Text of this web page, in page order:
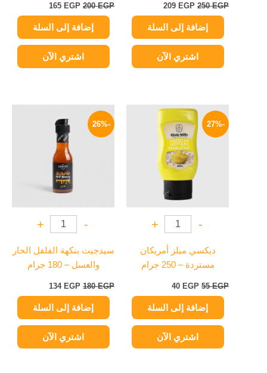
250EGP
209 EGP
إضافة إلى السلة
اشتري الآن
200EGP
165 EGP
إضافة إلى السلة
اشتري الآن
-27%
-
+
ديكسي ميلز أمريكان
مستردة – 250 جرام
55EGP
السعر
الأصلي
هو:
55 EGP.
40 EGP
السعر
هو:
40 EGP.
إضافة إلى السلة
اشتري الآن
-26%
-
+
سيدجيت بنكهة الفلفل الحار
والعسل – 180 جرام
180EGP
الأصلي
134 EGP
إضافة إلى السلة
اشتري الآن